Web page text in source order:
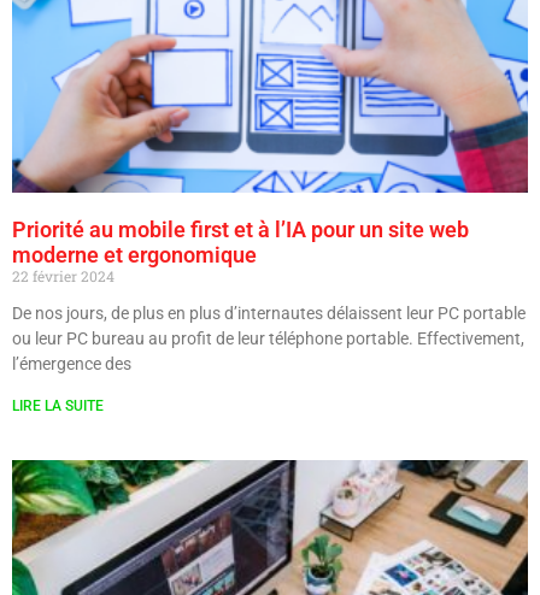
Priorité au mobile first et à l’IA pour un site web
moderne et ergonomique
22 février 2024
De nos jours, de plus en plus d’internautes délaissent leur PC portable
ou leur PC bureau au profit de leur téléphone portable. Effectivement,
l’émergence des
LIRE LA SUITE